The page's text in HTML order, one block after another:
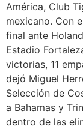
América, Club
mexicano. Con
final ante
Estadio
victorias, 11
dejó Miguel
Selección de
a Bahamas y
dentro de las